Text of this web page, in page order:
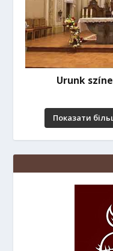
Urunk
Показати